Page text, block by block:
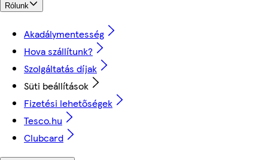
Rólunk
Akadálymentesség
Hova szállítunk?
Szolgáltatás díjak
Süti beállítások
Fizetési lehetőségek
Tesco.hu
Clubcard